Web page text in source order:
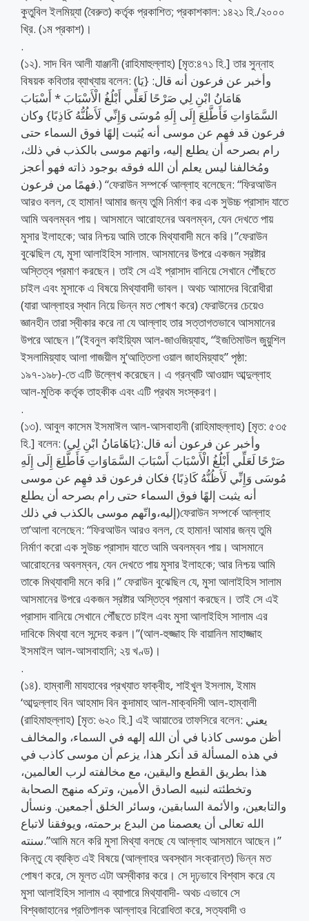
কুতুবিল ইলমিয়্যা (বৈরুত) কর্তৃক প্রকাশিত; প্রকাশকাল: ১৪২১ হি./২০০০
খ্রি. (১ম প্রকাশ)।
.
(১২). সাদ বিন আলী যাঞ্জানী (রাহিমাহুল্লাহ) [মৃত:৪৭১ হি.] তার সুন্নাহ
বিষয়ক কবিতার ব্যাখ্যায় বলেন: (وأخبر عن فرعون أنه قال: {يَا
هَامَانُ ابْنِ لِي صَرْحًا لَعَلِّي أَبْلُغُ الْأَسْبَابَ * أَسْبَابَ
السَّمَاوَاتِ فَأَطَّلِعَ إِلَى إِلَهِ مُوسَى وَإِنِّي لَأَظُنُّهُ كَاذِبًا} وكان
فرعون قد فهِم عن موسى أنه يُثبت إلهًا فوق السماء حتى
رام بصرحه أن يطلع إليه، واتهم موسى بالكذب في ذلك،
ومُخالفنا ليس يعلم أن الله فوقه بوجود ذاته فهو أعجز
فهمًا من فرعون.) “ফেরাউন সম্পর্কে আল্লাহ বলেছেন: “ফিরআউন
আরও বলল, হে হামান! আমার জন্য তুমি নির্মাণ কর এক সুউচ্চ প্রাসাদ যাতে
আমি অবলম্বন পায়। আসমানে আরোহনের অবলম্বন, যেন দেখতে পায়
মুসার ইলাহকে; আর নিশ্চয় আমি তাকে মিথ্যাবাদী মনে করি।”ফেরাউন
বুঝেছিল যে, মুসা আলাইহিস সালাম. আসমানের উপরে একজন স্রষ্টার
অস্তিত্ব প্রমাণ করছেন। তাই সে এই প্রাসাদ বানিয়ে সেখানে পৌঁছতে
চাইল এবং মুসাকে এ বিষয়ে মিথ্যাবাদী ভাবল। অথচ আমাদের বিরোধীরা
(যারা আল্লাহর স্থান নিয়ে ভিন্ন মত পোষণ করে) ফেরাউনের চেয়েও
জ্ঞানহীন তারা স্বীকার করে না যে আল্লাহ তার সত্তাগতভাবে আসমানের
উপরে আছেন।”(ইবনুল কাইয়্যিম আল-জাওজিয়্যাহ, “ইজতিমাউল জুয়ুশিল
ইসলামিয়্যাহ আলা গাজয়ীল মু‘আত্তিলা ওয়াল জাহমিয়্যাহ” পৃষ্ঠা:
১৯৭-১৯৮)-তে এটি উল্লেখ করেছেন। এ গ্রন্থটি আওয়াদ আব্দুল্লাহ
আল-মুতিক কর্তৃক তাহকীক এবং এটি প্রথম সংস্করণ।
.
(১৩). আবুল কাসেম ইসমাঈল আল-আসবাহানী (রাহিমাহুল্লাহ) [মৃত: ৫৩৫
হি.] বলেন: (وأخبر عن فرعون أنه قال:{يَاهَامَانُ ابْنِ لِي
صَرْحًا لَعَلِّي أَبْلُغُ الْأَسْبَابَ أَسْبَابَ السَّمَاوَاتِ فَأَطَّلِعَ إِلَى إِلَهِ
مُوسَى وَإِنِّي لَأَظُنُّهُ كَاذِبًا} فكان فرعون قد فهِم عن موسى
أنه يثبت إلهًا فوق السماء حتى رام بصرحه أن يطلع
إليه،واتّهم موسى بالكذب في ذلك)ফেরাউন সম্পর্কে আল্লাহ
তা’আলা বলেছেন: “ফিরআউন আরও বলল, হে হামান! আমার জন্য তুমি
নির্মাণ করো এক সুউচ্চ প্রাসাদ যাতে আমি অবলম্বন পায়। আসমানে
আরোহনের অবলম্বন, যেন দেখতে পায় মুসার ইলাহকে; আর নিশ্চয় আমি
তাকে মিথ্যাবাদী মনে করি।” ফেরাউন বুঝেছিল যে, মুসা আলাইহিস সালাম
আসমানের উপরে একজন স্রষ্টার অস্তিত্ব প্রমাণ করছেন। তাই সে এই
প্রাসাদ বানিয়ে সেখানে পৌঁছতে চাইল এবং মুসা আলাইহিস সালাম এর
দাবিকে মিথ্যা বলে সন্দেহ করল।”(আল-হুজ্জাহ ফি বায়ানিল মাহাজ্জাহ
ইসমাইল আল-আসবাহানি; ২য় খণ্ড)।
.
(১৪). হাম্বালী মাযহাবের প্রখ্যাত ফাক্বীহ, শাইখুল ইসলাম, ইমাম
‘আব্দুল্লাহ বিন আহমাদ বিন কুদামাহ আল-মাক্বদিসী আল-হাম্বালী
(রাহিমাহুল্লাহ) [মৃত: ৬২০ হি.] এই আয়াতের তাফসিরে বলেন: يعني
أظن موسى كاذبا في أن الله إلهه في السماء، والمخالف
في هذه المسألة قد أنكر هذا، يزعم أن موسى كاذب في
هذا بطريق القطع واليقين، مع مخالفته لرب العالمين،
وتخطئته لنبيه الصادق الأمين، وتركه منهج الصحابة
والتابعين، والأئمة السابقين، وسائر الخلق أجمعين. ونسأل
الله تعالى أن يعصمنا من البدع برحمته، ويوفقنا لاتباع
سنته.”আমি মনে করি মুসা মিথ্যা বলছে যে আল্লাহ আসমানে আছেন।”
কিন্তু যে ব্যক্তি এই বিষয়ে (আল্লাহর অবস্থান সংক্রান্ত) ভিন্ন মত
পোষণ করে, সে মূলত এটা অস্বীকার করে। সে দৃঢ়ভাবে বিশ্বাস করে যে
মুসা আলাইহিস সালাম এ ব্যাপারে মিথ্যাবাদী- অথচ এভাবে সে
বিশ্বজাহানের প্রতিপালক আল্লাহর বিরোধিতা করে, সত্যবাদী ও